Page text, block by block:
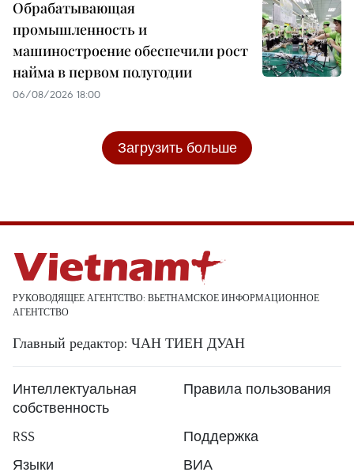
Обрабатывающая
промышленность и
машиностроение обеспечили рост
найма в первом полугодии
06/08/2026 18:00
Загрузить больше
РУКОВОДЯЩЕЕ АГЕНТСТВО: ВЬЕТНАМСКОЕ ИНФОРМАЦИОННОЕ
АГЕНТСТВО
Главный редактор: ЧАН ТИЕН ДУАН
Интеллектуальная
собственность
Правила пользования
RSS
Поддержка
Языки
ВИА